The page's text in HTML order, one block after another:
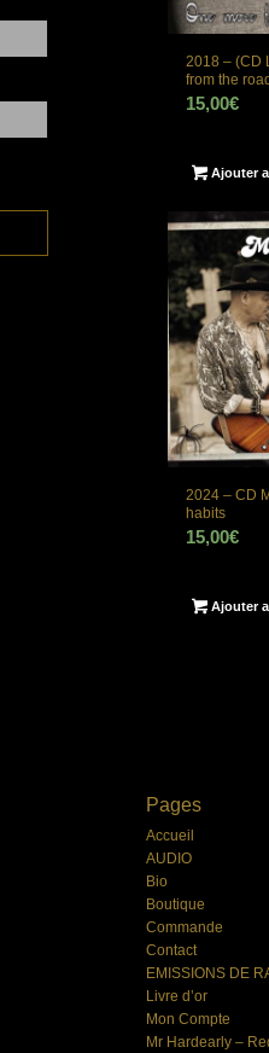
2018 – (CD
from the
15,00€
Ajouter
2024 – CD
habits
15,00€
Ajouter
Pages
Accueil
AUDIO
Bio
Boutique
Commande
Contact
EMISSIONS DE
Livre d’or
Mon Compte
Mr Hardearly –